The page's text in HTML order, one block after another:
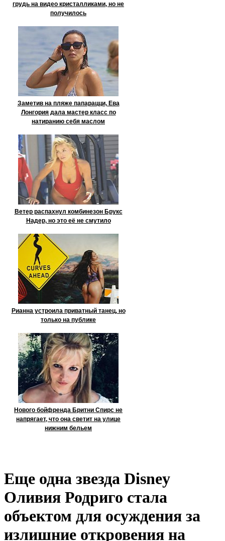
грудь на видео кристалликами, но не
получилось
Заметив на пляже папарацци, Ева
Лонгория дала мастер класс по
натиранию себя маслом
Ветер распахнул комбинезон Брукс
Надер, но это её не смутило
Рианна устроила приватный танец, но
только на публике
Нового бойфренда Бритни Спирс не
напрягает, что она светит на улице
нижним бельем
Еще одна звезда Disney
Оливия Родриго стала
объектом для осуждения за
излишние откровения на